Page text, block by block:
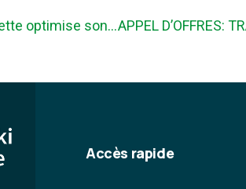
La MRC de Rimouski-Neigette optimise son offre de services
Accès rapide